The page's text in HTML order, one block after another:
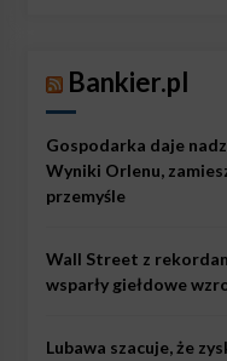
Bankier.pl
Gospodarka daje
Wyniki Orlenu,
przemyśle
Wall Street z
wsparły giełdowe
Lubawa szacuje, że